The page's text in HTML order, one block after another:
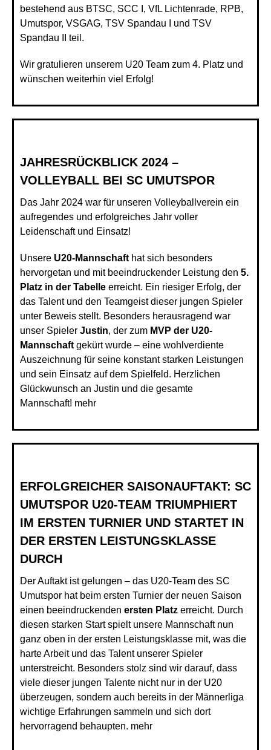
bestehend aus BTSC, SCC I, VfL Lichtenrade, RPB,
Umutspor, VSGAG, TSV Spandau I und TSV
Spandau II teil.
Wir gratulieren unserem U20 Team zum 4. Platz und
wünschen weiterhin viel Erfolg!
JAHRESRÜCKBLICK 2024 –
VOLLEYBALL BEI SC UMUTSPOR
Das Jahr 2024 war für unseren Volleyballverein ein
aufregendes und erfolgreiches Jahr voller
Leidenschaft und Einsatz!
Unsere U20-Mannschaft hat sich besonders
hervorgetan und mit beeindruckender Leistung den 5.
Platz in der Tabelle erreicht. Ein riesiger Erfolg, der
das Talent und den Teamgeist dieser jungen Spieler
unter Beweis stellt. Besonders herausragend war
unser Spieler Justin, der zum MVP der U20-
Mannschaft gekürt wurde – eine wohlverdiente
Auszeichnung für seine konstant starken Leistungen
und sein Einsatz auf dem Spielfeld. Herzlichen
Glückwunsch an Justin und die gesamte
Mannschaft! mehr
ERFOLGREICHER SAISONAUFTAKT: SC
UMUTSPOR U20-TEAM TRIUMPHIERT
IM ERSTEN TURNIER UND STARTET IN
DER ERSTEN LEISTUNGSKLASSE
DURCH
Der Auftakt ist gelungen – das U20-Team des SC
Umutspor hat beim ersten Turnier der neuen Saison
einen beeindruckenden ersten Platz erreicht. Durch
diesen starken Start spielt unsere Mannschaft nun
ganz oben in der ersten Leistungsklasse mit, was die
harte Arbeit und das Talent unserer Spieler
unterstreicht. Besonders stolz sind wir darauf, dass
viele dieser jungen Talente nicht nur in der U20
überzeugen, sondern auch bereits in der Männerliga
wichtige Erfahrungen sammeln und sich dort
hervorragend behaupten. mehr